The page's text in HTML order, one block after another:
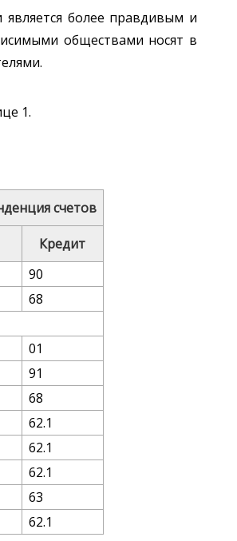
более правдивым и
обществами носят в
1.
счетов
Кредит
90
68
01
91
68
62.1
62.1
62.1
63
62.1